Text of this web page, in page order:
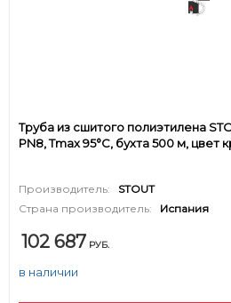
Труба из сшитого полиэтилена
PN8, Tmax 95°C, бухта 500 м, цвет
Производитель:
STOUT
Страна производитель:
Испания
102 687 РУБ.
в наличии